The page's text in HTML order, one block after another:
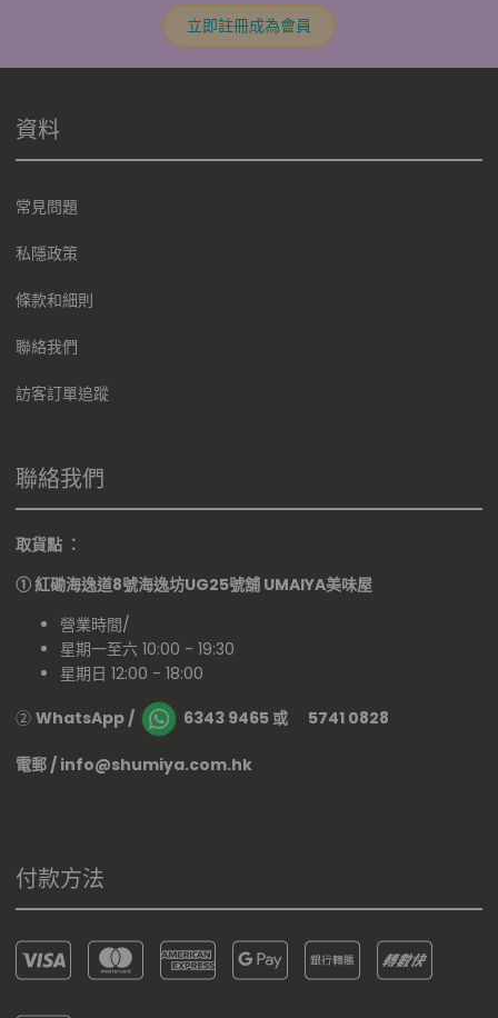
立即註冊成為會員
資料
常見問題
私隱政策
條款和細則
聯絡我們
訪客訂單追蹤
聯絡我們
取貨點 ：
①紅磡海逸道8號海逸坊UG25號舖 UMAIYA美味屋
營業時間/
星期一至六 10:00 - 19:30
星期日 12:00 - 18:00
② WhatsApp / 6343 9465 或 5741 0828
電郵 / info@shumiya.com.hk
付款方法